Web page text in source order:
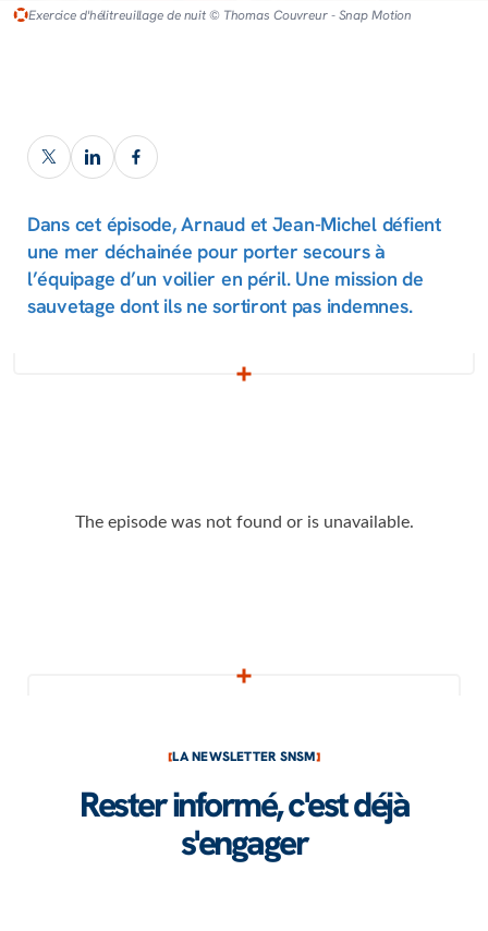
Exercice d'hélitreuillage de nuit © Thomas Couvreur - Snap Motion
Dans cet épisode, Arnaud et Jean-Michel défient
une mer déchainée pour porter secours à
l’équipage d’un voilier en péril. Une mission de
sauvetage dont ils ne sortiront pas indemnes.
LA NEWSLETTER SNSM
Rester informé, c'est déjà
s'engager